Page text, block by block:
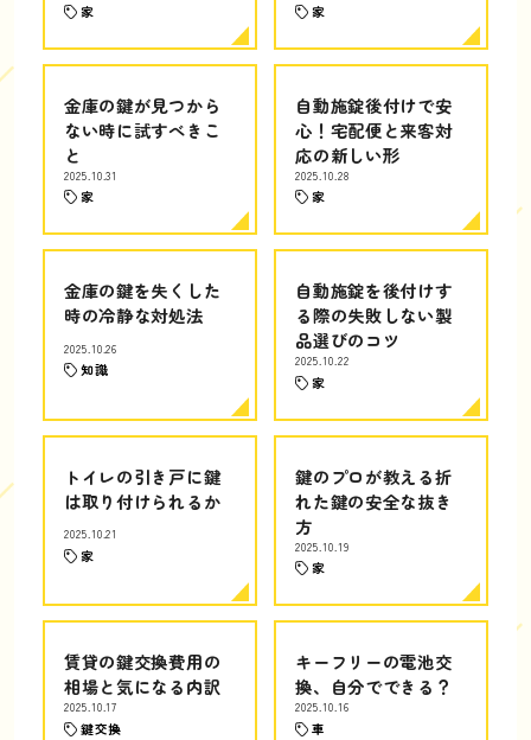
家 家
金庫の鍵が見つから
ない時に試すべきこ
と
2025.10.31
家
自動施錠後付けで安
心！宅配便と来客対
応の新しい形
2025.10.28
家
金庫の鍵を失くした
時の冷静な対処法
2025.10.26
知識
自動施錠を後付けす
る際の失敗しない製
品選びのコツ
2025.10.22
家
トイレの引き戸に鍵
は取り付けられるか
2025.10.21
家
鍵のプロが教える折
れた鍵の安全な抜き
方
2025.10.19
家
賃貸の鍵交換費用の
相場と気になる内訳
2025.10.17
鍵交換
キーフリーの電池交
換、自分でできる？
2025.10.16
車